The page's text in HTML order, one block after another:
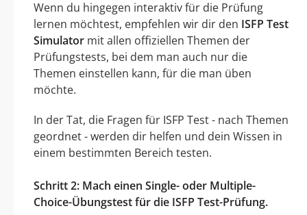
Wenn du hingegen interaktiv für die Prüfung
lernen möchtest, empfehlen wir dir den ISFP Test
Simulator mit allen offiziellen Themen der
Prüfungstests, bei dem man auch nur die
Themen einstellen kann, für die man üben
möchte.
In der Tat, die Fragen für ISFP Test - nach Themen
geordnet - werden dir helfen und dein Wissen in
einem bestimmten Bereich testen.
Schritt 2: Mach einen Single- oder Multiple-
Choice-Übungstest für die ISFP Test-Prüfung.